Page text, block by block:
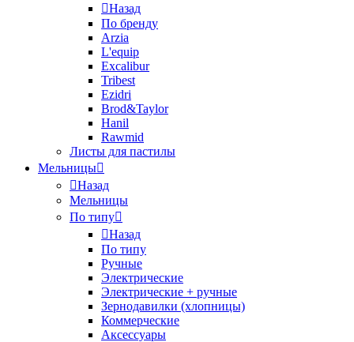
Назад
По бренду
Arzia
L'equip
Excalibur
Tribest
Ezidri
Brod&Taylor
Hanil
Rawmid
Листы для пастилы
Мельницы
Назад
Мельницы
По типу
Назад
По типу
Ручные
Электрические
Электрические + ручные
Зернодавилки (хлопницы)
Коммерческие
Аксессуары